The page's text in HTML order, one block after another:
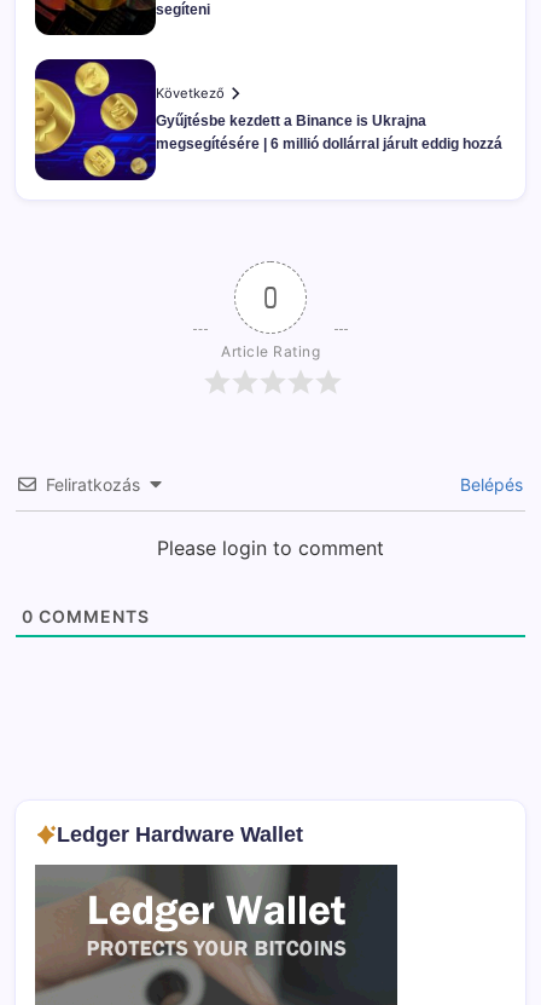
segíteni
Következő
Gyűjtésbe kezdett a Binance is Ukrajna
megsegítésére | 6 millió dollárral járult eddig hozzá
0
Article Rating
Feliratkozás Belépés
Please login to comment
0 COMMENTS
Ledger Hardware Wallet